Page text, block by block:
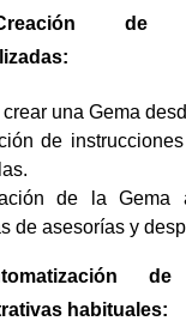
de
una Gema
de
de la Gema
de asesorías y
de
habituales: